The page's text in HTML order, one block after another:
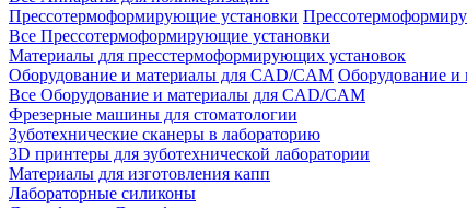
Прессотермоформирующие установки
Все Прессотермоформирующие установки
Материалы для пресстермоформирующих установок
Оборудование и материалы для CAD/CAM Оборудование
Все Оборудование и материалы для CAD/CAM
Фрезерные машины для стоматологии
Зуботехнические сканеры в лабораторию
3D принтеры для зуботехнической лаборатории
Материалы для изготовления капп
Лабораторные силиконы